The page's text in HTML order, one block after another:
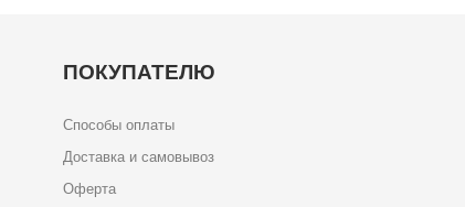
ПОКУПАТЕЛЮ
Способы оплаты
Доставка и самовывоз
Оферта